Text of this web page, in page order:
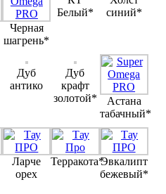
Черная
шагрень*
Белый*
синий*
Дуб
антико
Дуб
крафт
золотой*
Астана
табачный*
Ларче
орех
Терракота*Эвкалипт
бежевый*